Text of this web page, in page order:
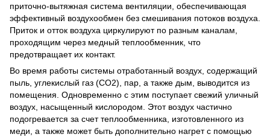
приточно-вытяжная система вентиляции, обеспечивающая
эффективный воздухообмен без смешивания потоков воздуха.
Приток и отток воздуха циркулируют по разным каналам,
проходящим через медный теплообменник, что
предотвращает их контакт.
Во время работы системы отработанный воздух, содержащий
пыль, углекислый газ (CO2), пар, а также дым, выводится из
помещения. Одновременно с этим поступает свежий уличный
воздух, насыщенный кислородом. Этот воздух частично
подогревается за счет теплообменника, изготовленного из
меди, а также может быть дополнительно нагрет с помощью